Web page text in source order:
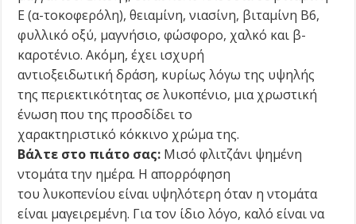
Ε (α-τοκοφερόλη), θειαμίνη, νιασίνη, βιταμίνη Β6,
φυλλικό οξύ, μαγνήσιο, φώσφορο, χαλκό και β-
καροτένιο. Ακόμη, έχει ισχυρή
αντιοξειδωτική ­δράση, κυρίως λόγω της υψηλής
της περιεκτι­κότητας σε λυκοπένιο, μια χρωστική
ένωση που της προσδίδει το
χαρακτηριστικό κόκκινο χρώμα της.
Βάλτε στο πιάτο σας: Μισό φλιτζάνι ψημένη
ντομάτα την ημέρα. Η απορρόφηση
του λυκοπενίου είναι υψηλότερη όταν η ντομάτα
είναι μαγειρεμένη. Για τον ίδιο λόγο, καλό είναι να